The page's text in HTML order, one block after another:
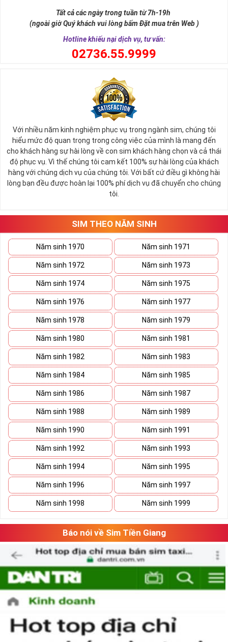
Tất cả các ngày trong tuần từ 7h-19h
(ngoài giờ Quý khách vui lòng bấm Đặt mua trên Web )
Hotline khiếu nại dịch vụ, tư vấn:
02736.55.9999
Với nhiều năm kinh nghiệm phục vụ trong ngành sim, chúng tôi
hiểu mức độ quan trọng trong công việc của mình là mang đến
cho khách hàng sự hài lòng về con sim khách hàng chọn và cả thái
độ phục vụ. Vì thế chúng tôi cam kết 100% sự hài lòng của khách
hàng với chúng dịch vụ của chúng tôi. Với bất cứ điều gì không hài
lòng bạn đều được hoàn lại 100% phí dịch vụ đã chuyển cho chúng
tôi.
SIM THEO NĂM SINH
Năm sinh 1970 Năm sinh 1971
Năm sinh 1972 Năm sinh 1973
Năm sinh 1974 Năm sinh 1975
Năm sinh 1976 Năm sinh 1977
Năm sinh 1978 Năm sinh 1979
Năm sinh 1980 Năm sinh 1981
Năm sinh 1982 Năm sinh 1983
Năm sinh 1984 Năm sinh 1985
Năm sinh 1986 Năm sinh 1987
Năm sinh 1988 Năm sinh 1989
Năm sinh 1990 Năm sinh 1991
Năm sinh 1992 Năm sinh 1993
Năm sinh 1994 Năm sinh 1995
Năm sinh 1996 Năm sinh 1997
Năm sinh 1998 Năm sinh 1999
Báo nói về Sim Tiền Giang